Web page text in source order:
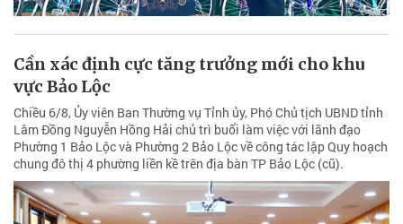
Cần xác định cực tăng trưởng mới cho khu
vực Bảo Lộc
Chiều 6/8, Ủy viên Ban Thường vụ Tỉnh ủy, Phó Chủ tịch UBND tỉnh
Lâm Đồng Nguyễn Hồng Hải chủ trì buổi làm việc với lãnh đạo
Phường 1 Bảo Lộc và Phường 2 Bảo Lộc về công tác lập Quy hoạch
chung đô thị 4 phường liền kề trên địa bàn TP Bảo Lộc (cũ).